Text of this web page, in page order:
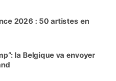
2026 : 50 artistes en
la Belgique va envoyer